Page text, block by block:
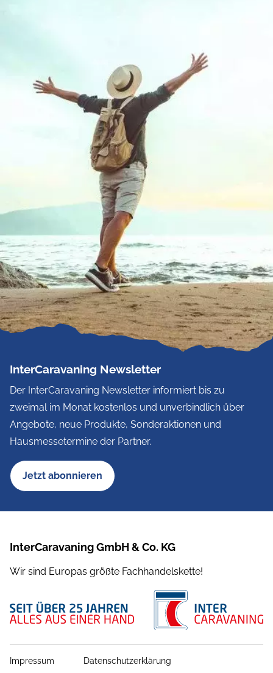
InterCaravaning Newsletter
Der InterCaravaning Newsletter informiert bis zu
zweimal im Monat kostenlos und unverbindlich über
Angebote, neue Produkte, Sonderaktionen und
Hausmessetermine der Partner.
Jetzt abonnieren
InterCaravaning GmbH & Co. KG
Wir sind Europas größte Fachhandelskette!
Impressum Datenschutzerklärung